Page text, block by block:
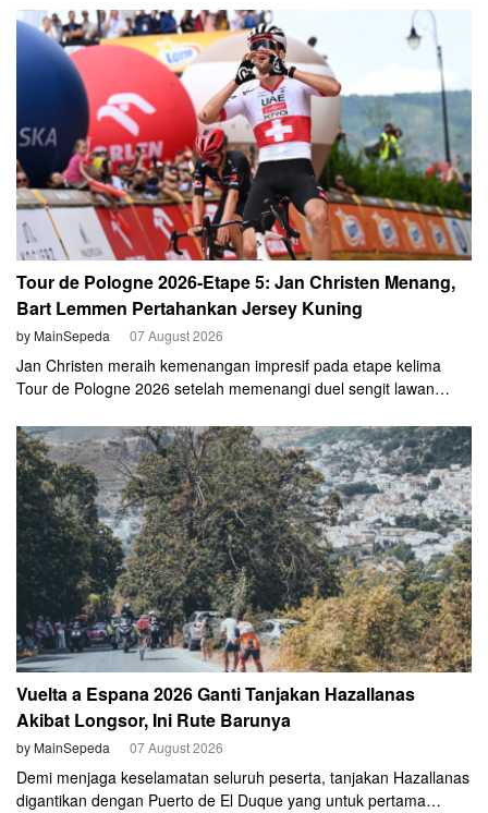
Tour de Pologne 2026-Etape 5: Jan Christen Menang,
Bart Lemmen Pertahankan Jersey Kuning
by MainSepeda 07 August 2026
Jan Christen meraih kemenangan impresif pada etape kelima
Tour de Pologne 2026 setelah memenangi duel sengit lawan
Vuelta a Espana 2026 Ganti Tanjakan Hazallanas
Akibat Longsor, Ini Rute Barunya
by MainSepeda 07 August 2026
Demi menjaga keselamatan seluruh peserta, tanjakan Hazallanas
digantikan dengan Puerto de El Duque yang untuk pertama